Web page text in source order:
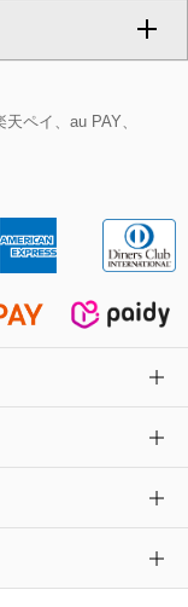
グ
ペイ、au PAY、